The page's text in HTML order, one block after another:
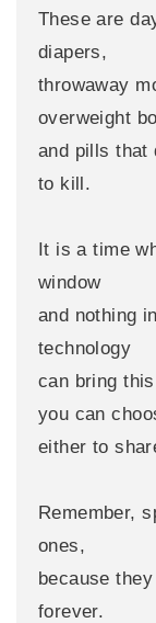
These are
diapers,
throwaway
overweight
and pills that
to kill.
It is a time
window
and nothing
technology
can bring
you can
either to
Remember,
ones,
because
forever.